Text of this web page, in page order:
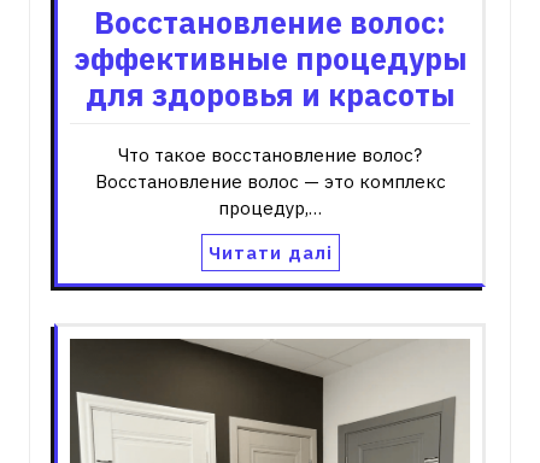
Восстановление волос:
эффективные процедуры
для здоровья и красоты
Что такое восстановление волос?
Восстановление волос — это комплекс
процедур,…
Читати далі